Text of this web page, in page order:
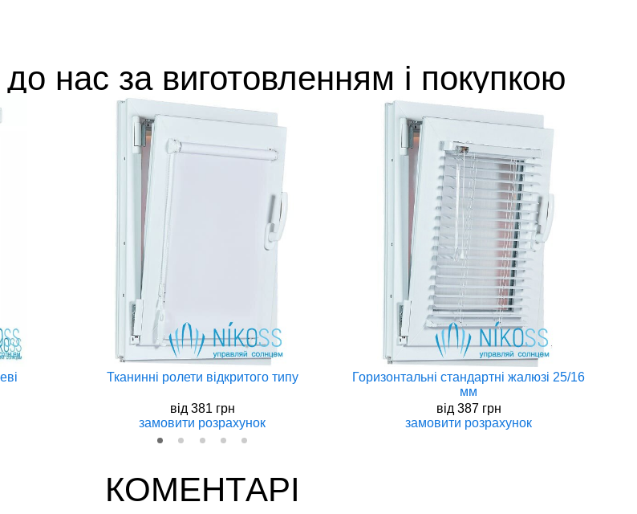
нас за виготовленням і покупкою
Тканинні ролети відкритого типу
вiд 381 грн
замовити розрахунок
Горизонтальні стандартні жалюзі 25/16
мм
вiд 387 грн
замовити розрахунок
КОМЕНТАРІ